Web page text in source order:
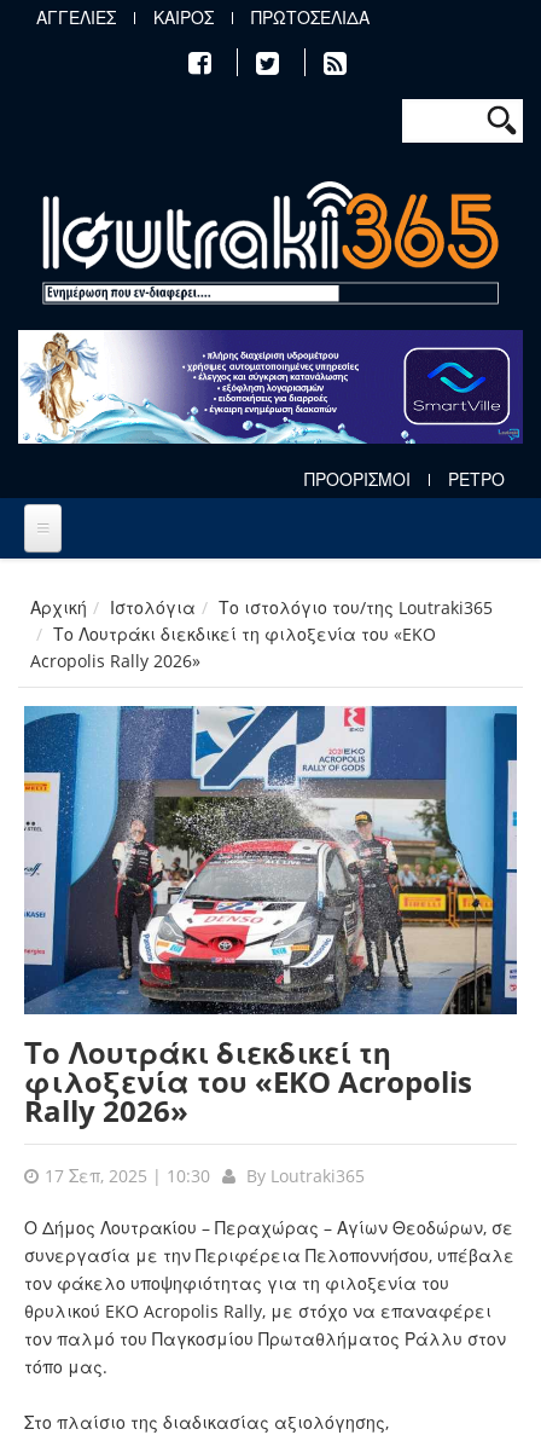
Παράκαμψη προς το κυρίως περιεχόμενο
ΑΓΓΕΛΙΕΣ ΚΑΙΡΟΣ ΠΡΩΤΟΣΕΛΙΔΑ
Φόρμα
Αναζήτηση
ΠΡΟΟΡΙΣΜΟΙ ΡΕΤΡΟ
Αρχική Ιστολόγια
Το ιστολόγιο του/της Loutraki365
Το Λουτράκι διεκδικεί τη φιλοξενία του «EKO
Acropolis Rally 2026»
Το Λουτράκι διεκδικεί τη
φιλοξενία του «EKO Acropolis
Rally 2026»
17 Σεπ, 2025 | 10:30 By Loutraki365
Ο Δήμος Λουτρακίου – Περαχώρας – Αγίων Θεοδώρων, σε
συνεργασία με την Περιφέρεια Πελοποννήσου, υπέβαλε
τον φάκελο υποψηφιότητας για τη φιλοξενία του
θρυλικού EKO Acropolis Rally, με στόχο να επαναφέρει
τον παλμό του Παγκοσμίου Πρωταθλήματος Ράλλυ στον
τόπο μας.
Στο πλαίσιο της διαδικασίας αξιολόγησης,